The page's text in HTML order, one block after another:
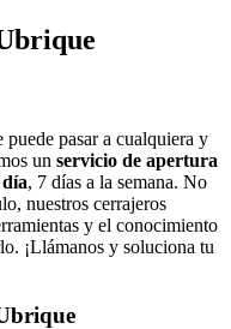
puede pasar a cualquiera y
un servicio de apertura
, 7 días a la semana. No
nuestros cerrajeros
y el conocimiento
¡Llámanos y soluciona tu